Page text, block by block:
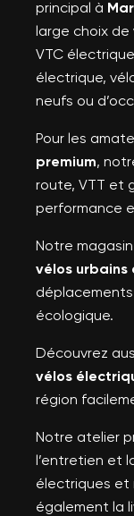
principal à
large choix de
VTC
électrique,
neufs ou
Pour les
premium,
route, VTT et
performance
Notre
vélos urbains
écologique.
Découvrez
vélos
région
Notre atelier
l’entretien et
électriques et
également la